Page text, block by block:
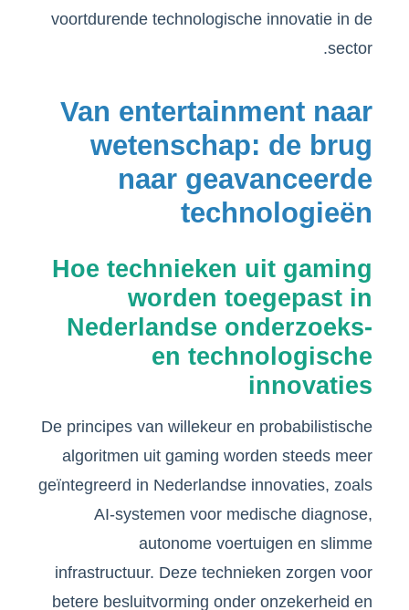
voortdurende technologische innovatie in de
sector.
Van entertainment naar
wetenschap: de brug
naar geavanceerde
technologieën
Hoe technieken uit gaming
worden toegepast in
Nederlandse onderzoeks-
en technologische
innovaties
De principes van willekeur en probabilistische
algoritmen uit gaming worden steeds meer
geïntegreerd in Nederlandse innovaties, zoals
AI-systemen voor medische diagnose,
autonome voertuigen en slimme
infrastructuur. Deze technieken zorgen voor
betere besluitvorming onder onzekerheid en